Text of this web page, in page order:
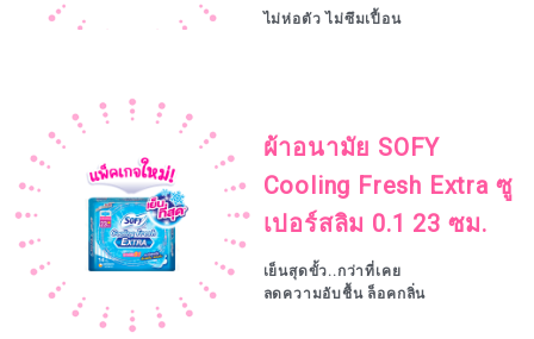
ไม่ห่อตัว ไม่ซึมเปื้อน
ผ้าอนามัย SOFY
Cooling Fresh Extra ซู
เปอร์สลิม 0.1 23 ซม.
เย็นสุดขั้ว..กว่าที่เคย
ลดความอับชื้น ล็อคกลิ่น